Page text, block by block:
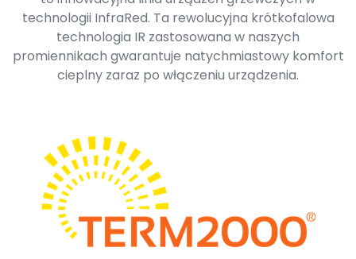
technologii InfraRed. Ta rewolucyjna krótkofalowa
technologia IR zastosowana w naszych
promiennikach gwarantuje natychmiastowy komfort
cieplny zaraz po włączeniu urządzenia.